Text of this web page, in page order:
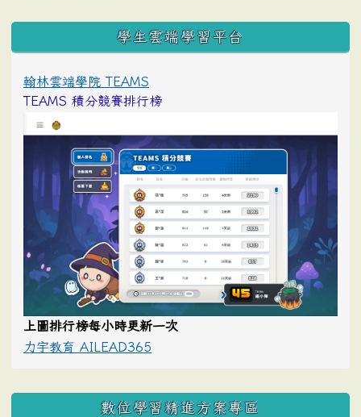
學生雲端學習平台
翰林雲端學院 TEAMS
TEAMS 積分競賽排行榜
上圖排行榜每小時更新一次
力宇教育 AILEAD365
數位學習精進方案專區